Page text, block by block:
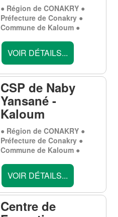
● Région de CONAKRY ●
Préfecture de Conakry ●
Commune de Kaloum ●
VOIR DÉTAILS...
CSP de Naby
Yansané -
Kaloum
● Région de CONAKRY ●
Préfecture de Conakry ●
Commune de Kaloum ●
VOIR DÉTAILS...
Centre de